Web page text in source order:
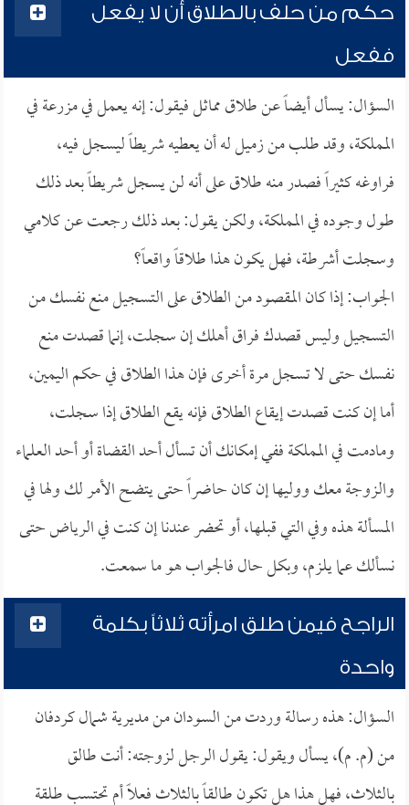
حكم من حلف بالطلاق أن لا يفعل
ففعل
السؤال: يسأل أيضاً عن طلاق مماثل فيقول: إنه يعمل في مزرعة في
المملكة، وقد طلب من زميل له أن يعطيه شريطاً ليسجل فيه،
فراوغه كثيراً فصدر منه طلاق على أنه لن يسجل شريطاً بعد ذلك
طول وجوده في المملكة، ولكن يقول: بعد ذلك رجعت عن كلامي
وسجلت أشرطة، فهل يكون هذا طلاقاً واقعاً؟
الجواب: إذا كان المقصود من الطلاق على التسجيل منع نفسك من
التسجيل وليس قصدك فراق أهلك إن سجلت، إنما قصدت منع
نفسك حتى لا تسجل مرة أخرى فإن هذا الطلاق في حكم اليمين،
أما إن كنت قصدت إيقاع الطلاق فإنه يقع الطلاق إذا سجلت،
ومادمت في المملكة ففي إمكانك أن تسأل أحد القضاة أو أحد العلماء
والزوجة معك ووليها إن كان حاضراً حتى يتضح الأمر لك ولها في
المسألة هذه وفي التي قبلها، أو تحضر عندنا إن كنت في الرياض حتى
نسألك عما يلزم، وبكل حال فالجواب هو ما سمعت.
الراجح فيمن طلق امرأته ثلاثاً بكلمة
واحدة
السؤال: هذه رسالة وردت من السودان من مديرية شمال كردفان
من (م. م)، يسأل ويقول: يقول الرجل لزوجته: أنت طالق
بالثلاث، فهل هذا هل تكون طالقاً بالثلاث فعلاً أم تحتسب طلقة